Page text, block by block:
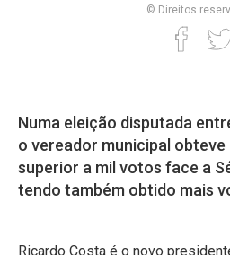
© Direitos
Numa eleição disputada
o vereador municipal
superior a mil votos face a
tendo também obtido mais
Ricardo Costa é o novo